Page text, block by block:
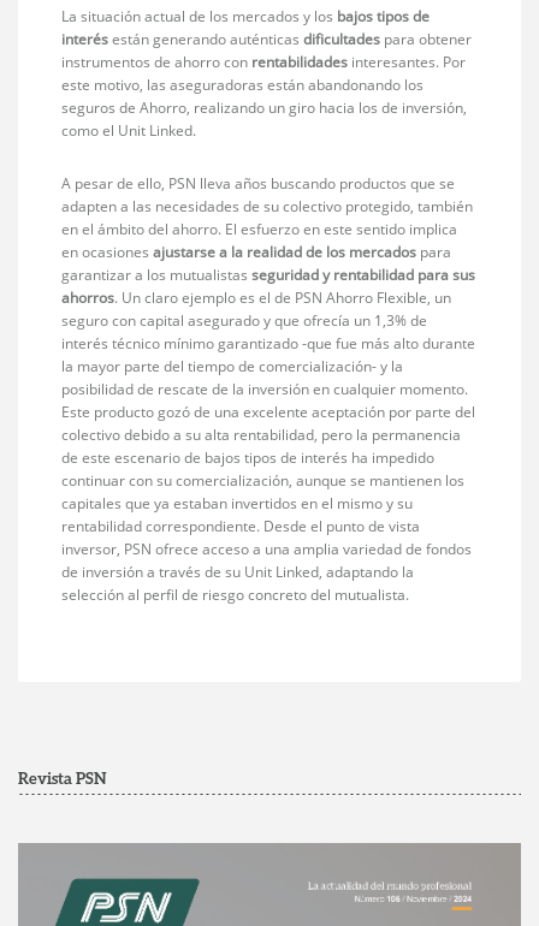
La situación actual de los mercados y los bajos tipos de
interésestán generando auténticasdificultades para obtener
instrumentos de ahorro con rentabilidades interesantes. Por
este motivo, las aseguradoras están abandonando los
seguros de Ahorro, realizando un giro hacia los de inversión,
como el Unit Linked.
A pesar de ello, PSN lleva años buscando productos que se
adapten a las necesidades de su colectivo protegido, también
en el ámbito del ahorro. El esfuerzo en este sentido implica
en ocasionesajustarse a la realidad de los mercados para
garantizar a los mutualistasseguridad y rentabilidad para sus
ahorros. Un claro ejemplo es el de PSN Ahorro Flexible, un
seguro con capital asegurado y que ofrecía un 1,3% de
interés técnico mínimo garantizado -que fue más alto durante
la mayor parte del tiempo de comercialización- y la
posibilidad de rescate de la inversión en cualquier momento.
Este producto gozó de una excelente aceptación por parte del
colectivo debido a su alta rentabilidad, pero la permanencia
de este escenario de bajos tipos de interés ha impedido
continuar con su comercialización, aunque se mantienen los
capitales que ya estaban invertidos en el mismo y su
rentabilidad correspondiente. Desde el punto de vista
inversor, PSN ofrece acceso a una amplia variedad de fondos
de inversión a través de su Unit Linked, adaptando la
selección al perfil de riesgo concreto del mutualista.
Revista PSN